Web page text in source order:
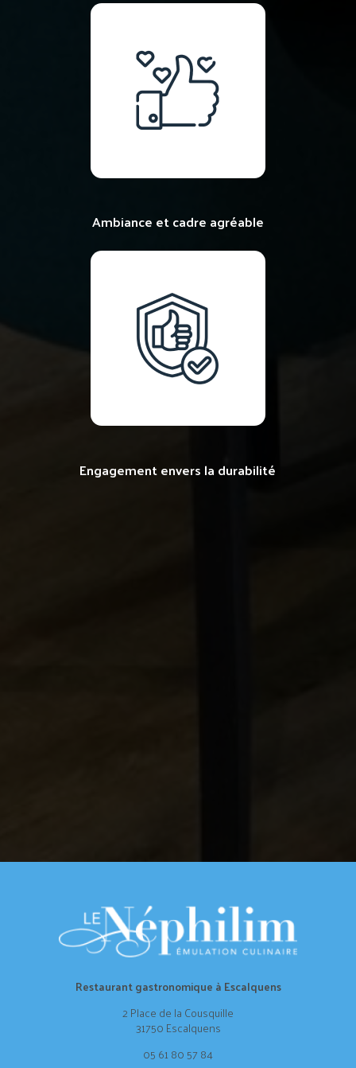
Ambiance et cadre agréable
Engagement envers la durabilité
Restaurant gastronomique à Escalquens
2 Place de la Cousquille
31750 Escalquens
05 61 80 57 84